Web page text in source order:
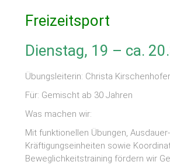
Freizeitsport
Dienstag, 19 – ca.
Übungsleiterin: Christa Kirschenhofer
Für: Gemischt ab 30 Jahren
Was machen wir:
Mit funktionellen Übungen,
Kräftigungseinheiten sowie
Beweglichkeitstraining fördern wir